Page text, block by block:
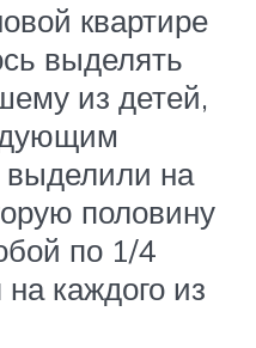
квартире
выделять
из детей,
выделили на
половину
по 1/4
каждого из